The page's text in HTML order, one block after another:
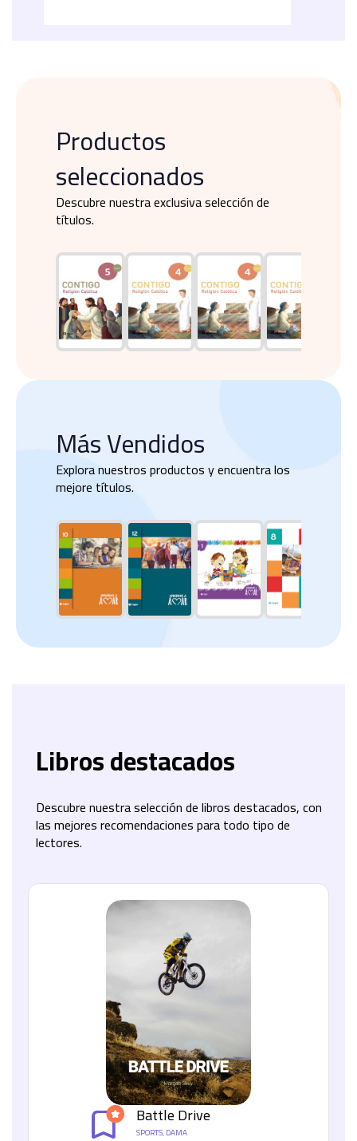
Productos
seleccionados
Descubre nuestra exclusiva selección de
títulos.
Más Vendidos
Explora nuestros productos y encuentra los
mejore títulos.
Libros destacados
Descubre nuestra selección de libros destacados, con
las mejores recomendaciones para todo tipo de
lectores.
Battle Drive
SPORTS, DAMA